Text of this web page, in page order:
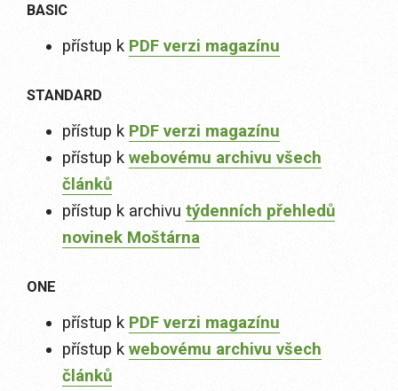
BASIC
přístup k PDF verzi magazínu
STANDARD
přístup k PDF verzi magazínu
přístup k webovému archivu všech
článků
přístup k archivu týdenních přehledů
novinek Moštárna
ONE
přístup k PDF verzi magazínu
přístup k webovému archivu všech
článků